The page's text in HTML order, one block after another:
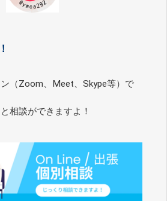
（Zoom、Meet、Skype等）で
相談ができますよ！